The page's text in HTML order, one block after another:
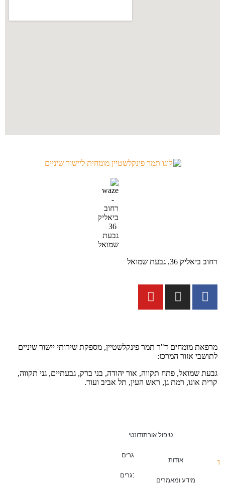
רחוב ביאליק 36, גבעת שמואל
מרפאת מומחים ד"ר תמר פינקלשטיין, מספקת שירותי יישור שיניים
לתושבי אזור המרכז:
גבעת שמואל, פתח תקווה, אור יהודה, בני ברק, גבעתיים, גני תקווה,
קרית אונו, רמת גן, ראש העין, תל אביב ועוד.
טיפול אורתודונטי
יישור שיניים למבוגרים
יישור שיניים למתבגרים
אודות
מידע ומאמרים
האתר נבנה, מנוהל ומקודם ע"י צוות נילס